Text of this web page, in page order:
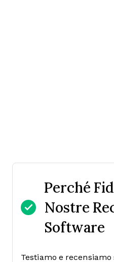
Perché
Nostre
Software
Testiamo e